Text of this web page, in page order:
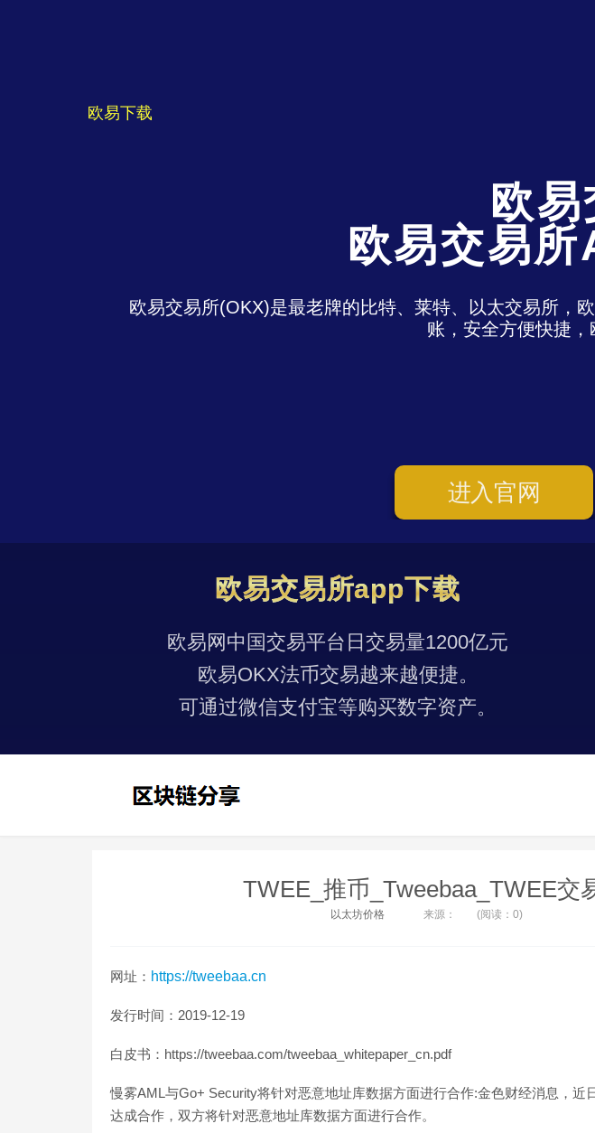
欧易下载
欧
欧易交易
欧易交易所(OKX)是最老牌的比特、莱特、以太交易所，
账，安全方便快捷，
进入官网
欧易交易所app下载
欧易网中国交易平台日交易量1200亿元
欧易OKX法币交易越来越便捷。
可通过微信支付宝等购买数字资产。
TWEE_推币_Tweebaa_TWEE交
以太坊价格 来源： (阅读：0)
网址： https://tweebaa.cn
发行时间：2019-12-19
白皮书：https://tweebaa.com/tweebaa_whitepaper_cn.pdf
慢雾AML与Go+ Security将针对恶意地址库数据方面进行合作:金色财经消息，近
达成合作，双方将针对恶意地址库数据方面进行合作。